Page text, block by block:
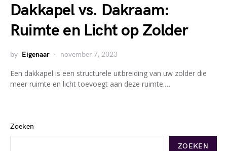
Dakkapel vs. Dakraam:
Ruimte en Licht op Zolder
by Eigenaar november 7, 2023
Een dakkapel is een structurele uitbreiding van uw zolder die
meer ruimte en licht toevoegt aan deze ruimte.…
Zoeken
ZOEKEN